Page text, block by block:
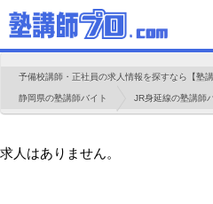
予備校講師・正社員の求人情報を探すなら【塾
静岡県の塾講師バイト JR身延線の塾講師
求人はありません。